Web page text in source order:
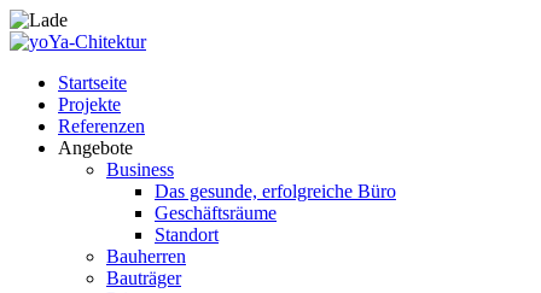
Startseite
Projekte
Referenzen
Angebote
Business
Das gesunde, erfolgreiche Büro
Geschäftsräume
Standort
Bauherren
Bauträger